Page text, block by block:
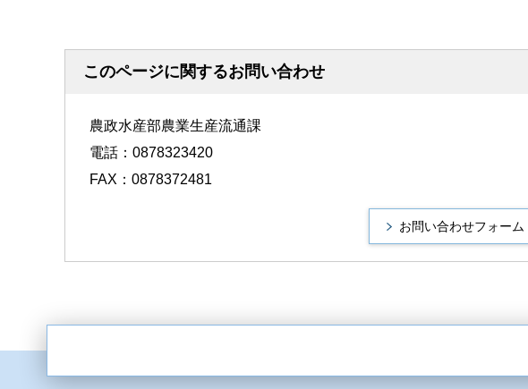
このページに関するお問い合わせ
農政水産部農業生産流通課
電話：0878323420
FAX：0878372481